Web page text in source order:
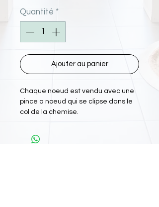
Quantité *
Ajouter au panier
Chaque noeud est vendu avec une
pince a noeud qui se clipse dans le
col de la chemise.